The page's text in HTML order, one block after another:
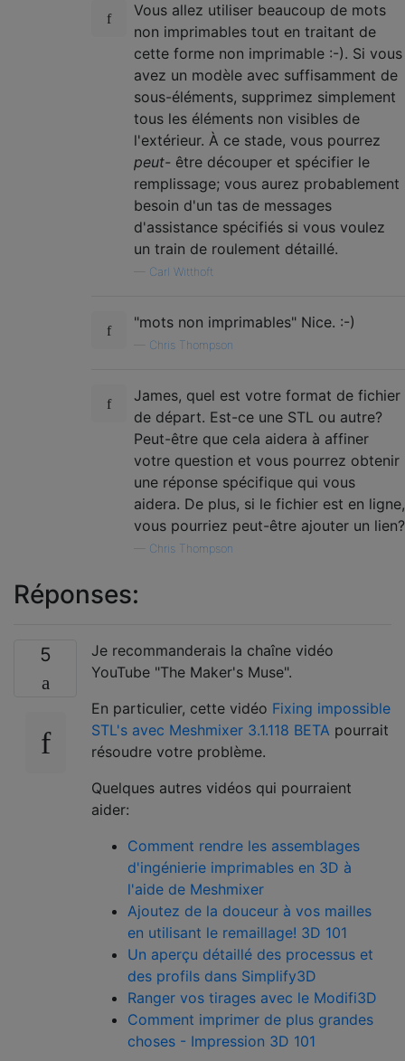
Vous allez utiliser beaucoup de mots
non imprimables tout en traitant de
cette forme non imprimable :-). Si vous
avez un modèle avec suffisamment de
sous-éléments, supprimez simplement
tous les éléments non visibles de
l'extérieur. À ce stade, vous pourrez
peut- être découper et spécifier le
remplissage; vous aurez probablement
besoin d'un tas de messages
d'assistance spécifiés si vous voulez
un train de roulement détaillé.
Carl Witthoft
"mots non imprimables" Nice. :-)
Chris Thompson
James, quel est votre format de fichier
de départ. Est-ce une STL ou autre?
Peut-être que cela aidera à affiner
votre question et vous pourrez obtenir
une réponse spécifique qui vous
aidera. De plus, si le fichier est en ligne,
vous pourriez peut-être ajouter un lien?
Chris Thompson
Réponses:
5
Je recommanderais la chaîne vidéo
YouTube "The Maker's Muse".
En particulier, cette vidéo Fixing impossible
STL's avec Meshmixer 3.1.118 BETA pourrait
résoudre votre problème.
Quelques autres vidéos qui pourraient
aider:
Comment rendre les assemblages
d'ingénierie imprimables en 3D à
l'aide de Meshmixer
Ajoutez de la douceur à vos mailles
en utilisant le remaillage! 3D 101
Un aperçu détaillé des processus et
des profils dans Simplify3D
Ranger vos tirages avec le Modifi3D
Comment imprimer de plus grandes
choses - Impression 3D 101